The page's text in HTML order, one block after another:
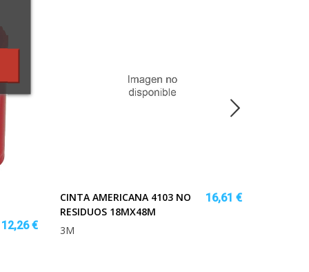
12,26 €
CINTA AMERICANA 4103 NO
RESIDUOS 18MX48M
16,61 €
3M